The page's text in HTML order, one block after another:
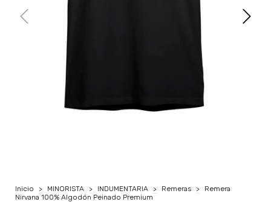
Inicio > MINORISTA > INDUMENTARIA > Remeras >
Remera
Nirvana 100% Algodón Peinado Premium